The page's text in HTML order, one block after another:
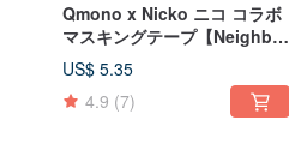
Qmono x Nicko ニコ コラボ
マスキングテープ【Neighbor
(QMT-N10)】小窓の景色
US$ 5.35
4.9 (7)